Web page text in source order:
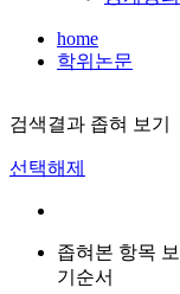
home
학위논문
검색결과 좁혀 보기
선택해제
좁혀본 항목 보
기순서